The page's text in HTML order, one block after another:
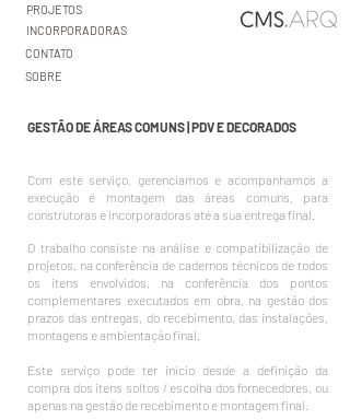
PROJETOS
INCORPORADORAS
CONTATO
SOBRE
SALMÓRIA
GESTÃO DE ÁREAS COMUNS | PDV E DECORADOS
Com este serviço, gerenciamos e acompanhamos a
execução e montagem das áreas comuns, para
construtoras e incorporadoras até a sua entrega final
O trabalho consiste na análise e compatibilização de
projetos, na conferência de cadernos técnicos de todos
os itens envolvidos, na conferência dos pontos
complementares executados em obra, na gestão dos
prazos das entregas, do recebimento, das instalações,
montagens e ambientação final.
Este serviço pode ter início desde a definição da
compra dos itens soltos / escolha dos fornecedores, ou
apenas na gestão de recebimento e montagem final.